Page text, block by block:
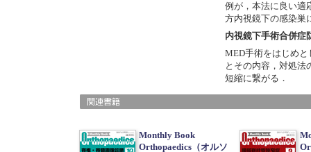
例が，本法に良い適
方内視鏡下の感染巣
内視鏡下手術合併症
MED手術をはじめ
とその内容，対処法
短縮に繋がる．
Monthly Book
Orthopaedics（オルソ